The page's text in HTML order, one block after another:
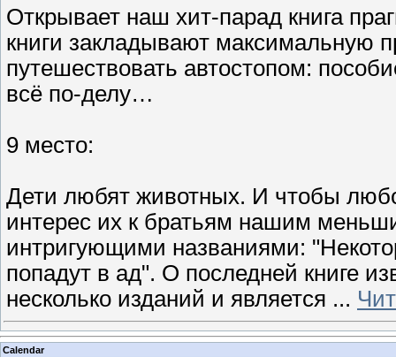
Открывает наш хит-парад книга
книги закладывают максимальную
путешествовать автостопом:
всё по-делу…
9 место:
Дети любят животных. И чтобы
интерес их к братьям нашим
интригующими названиями:
попадут в ад". О последней книге
несколько изданий и является ...
Calendar